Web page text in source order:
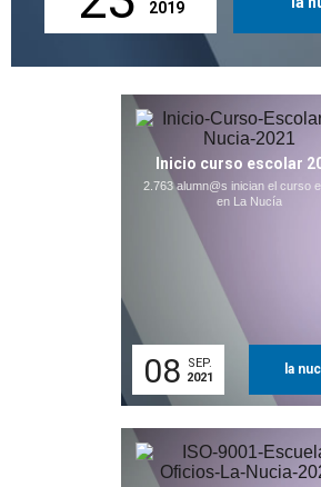
2019
Inicio curso escolar
2.763 alumn@s inician el curso
en La Nucía
08
SEP.
2021
la